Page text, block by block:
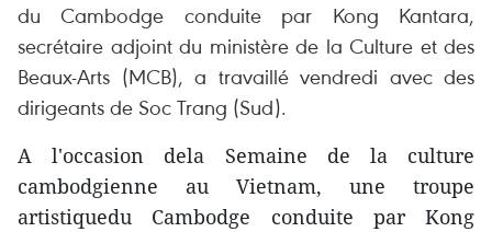
du Cambodge conduite par Kong Kantara,
secrétaire adjoint du ministère de la Culture et des
Beaux-Arts (MCB), a travaillé vendredi avec des
dirigeants de Soc Trang (Sud).
A l'occasion dela Semaine de la culture
cambodgienne au Vietnam, une troupe
artistiquedu Cambodge conduite par Kong